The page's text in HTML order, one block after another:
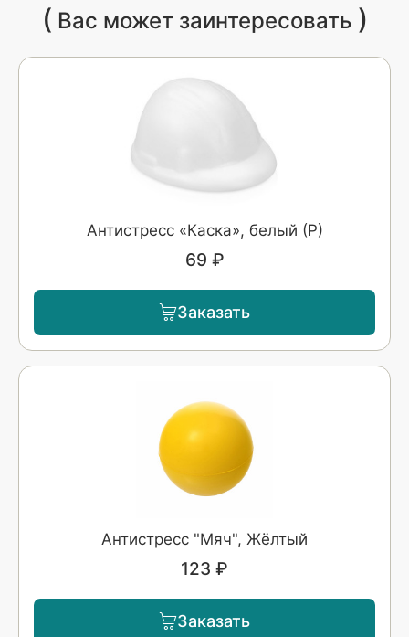
( Вас может заинтересовать )
Антистресс «Каска», белый (Р)
69 ₽
Заказать
Антистресс "Мяч", Жёлтый
123 ₽
Заказать